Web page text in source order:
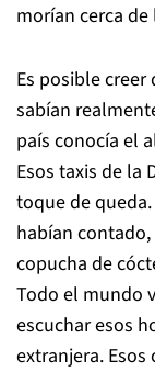
morían cerca
Es posible
sabían
país conocía el
Esos taxis de la
toque de
habían
copucha de
Todo el mundo
escuchar esos
extranjera.